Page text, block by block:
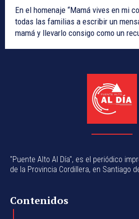
En el homenaje “Mamá vives en mi
todas las familias a escribir un
mamá y llevarlo consigo como un
"Puente Alto Al Día", es el periódico
de la Provincia Cordillera, en Santiago
Contenidos